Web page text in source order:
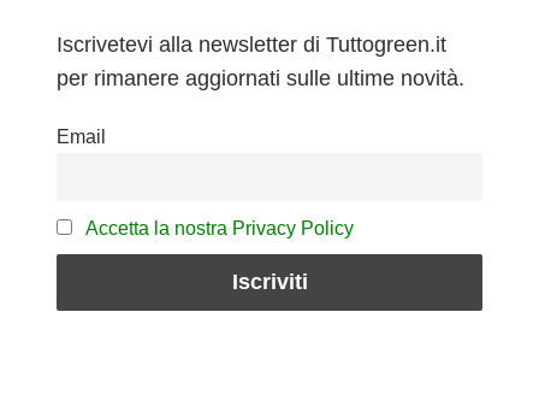
Iscrivetevi alla newsletter di Tuttogreen.it
per rimanere aggiornati sulle ultime novità.
Email
Accetta la nostra Privacy Policy